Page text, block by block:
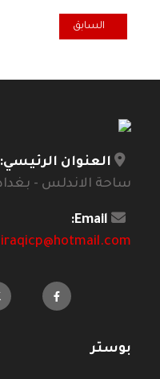
المقال السابق:
السابق
العنوان الرئيسي:
ساحة الاندلس -
Email:
iraqicp@hotmail.com
بوستر